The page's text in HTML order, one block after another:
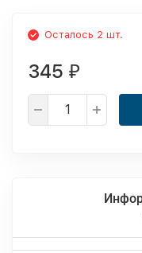
Осталось 2 шт.
345 ₽